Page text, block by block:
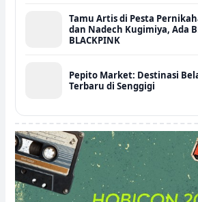
Tamu Artis di Pesta
dan Nadech Kugimiya, Ada
BLACKPINK
Pepito Market: Destinasi
Terbaru di Senggigi